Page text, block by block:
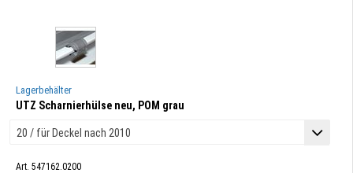
Lagerbehälter
UTZ Scharnierhülse neu, POM grau
Art. 547162.0200